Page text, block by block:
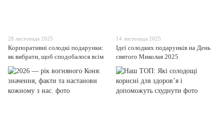
28 листопада 2025
Корпоративні солодкі подарунки:
як вибрати, щоб сподобалося всім
14 листопада 2025
Ідеї солодких подарунків на День
святого Миколая 2025